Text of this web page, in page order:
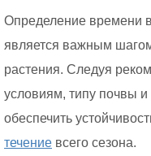
Определение времени
является важным
растения. Следуя
условиям, типу почвы
обеспечить
течение всего сезона.